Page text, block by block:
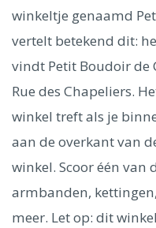
Parijs Tokio
Madrid
Vancouver
winkeltje genaamd
vertelt betekend dit:
vindt Petit Boudoir de
Rue des Chapeliers.
winkel treft als je
aan de overkant van
winkel. Scoor één van
armbanden,
meer. Let op: dit